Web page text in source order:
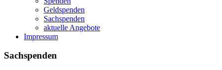
Geldspenden
Sachspenden
aktuelle Angebote
Impressum
Sachspenden